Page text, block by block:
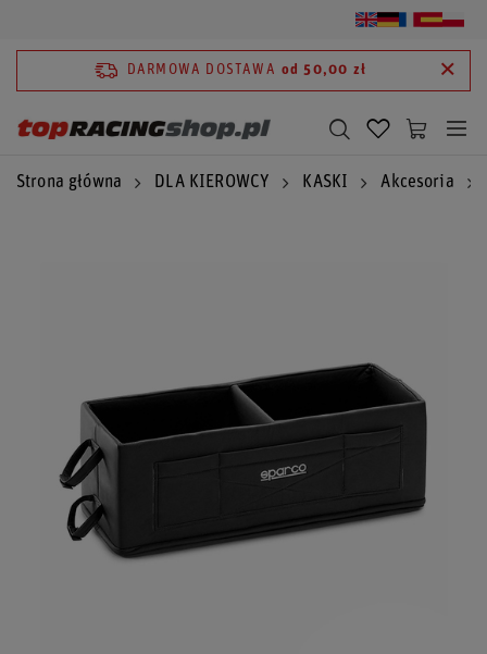
DARMOWA DOSTAWA od 50,00 zł
Strona główna DLA KIEROWCY KASKI Akcesoria